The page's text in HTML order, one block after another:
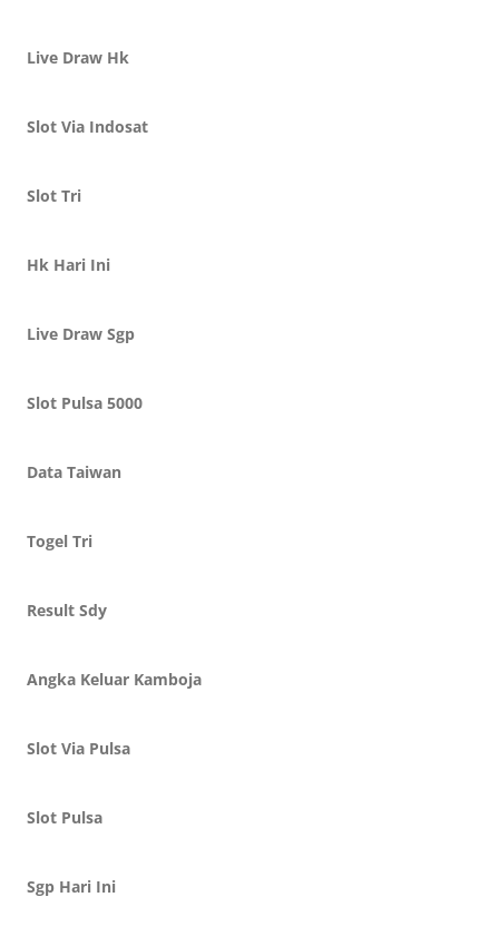
Live Draw Hk
Slot Via Indosat
Slot Tri
Hk Hari Ini
Live Draw Sgp
Slot Pulsa 5000
Data Taiwan
Togel Tri
Result Sdy
Angka Keluar Kamboja
Slot Via Pulsa
Slot Pulsa
Sgp Hari Ini